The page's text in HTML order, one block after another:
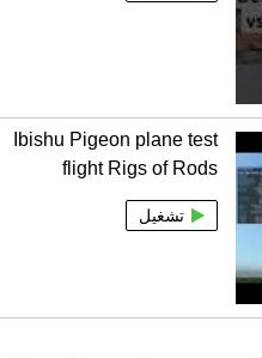
Ibishu Pigeon plane test
flight Rigs of Rods
تشغيل